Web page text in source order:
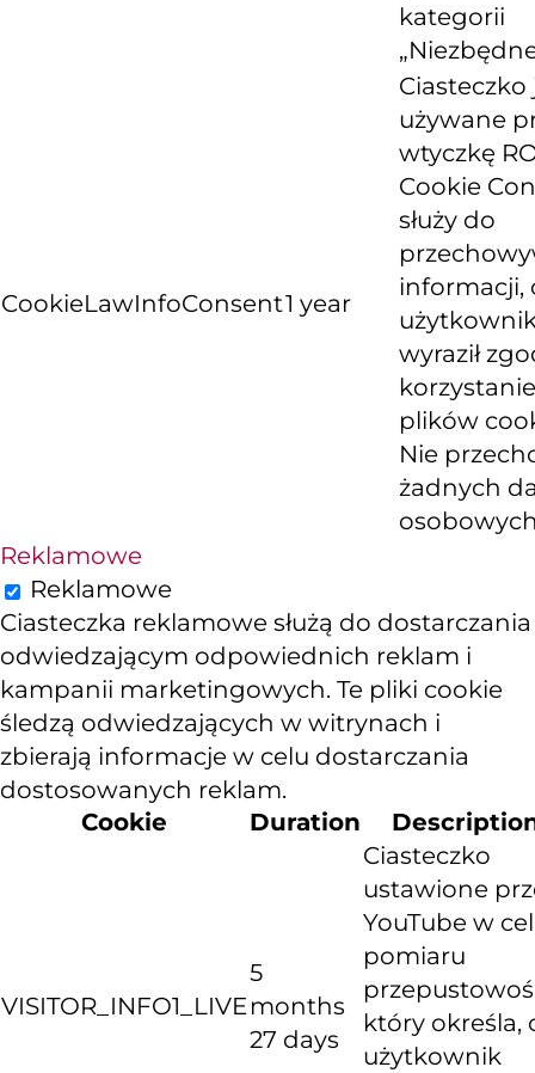
kategorii
CookieLawInfoConsent1 year
Ciasteczko
używane
wtyczkę
Cookie
służy do
informacji,
wyraził
plików
Nie
żadnych
Reklamowe
Reklamowe
Ciasteczka reklamowe służą do dostarczania
odwiedzającym odpowiednich reklam i
kampanii marketingowych. Te pliki cookie
śledzą odwiedzających w witrynach i
zbierają informacje w celu dostarczania
dostosowanych reklam.
Cookie
Duration
VISITOR_INFO1_LIVE
5
months
27 days
Ciasteczko
ustawione
YouTube w
pomiaru
który określa,
użytkownik